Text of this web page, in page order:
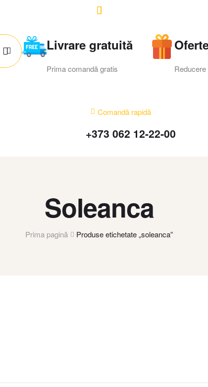
Livrare gratuită
Prima comandă gratis Reducere
Comandă rapidă
+373 062 12-22-00
Soleanca
Prima pagină Produse etichetate „soleanca”